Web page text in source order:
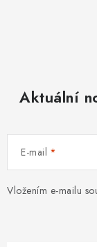
Aktuální
E-mail
Vložením e-mailu